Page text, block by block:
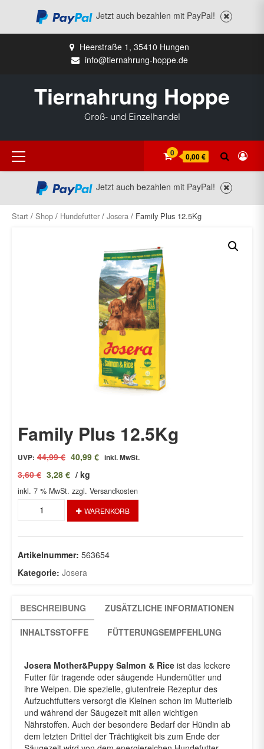
Jetzt auch bezahlen mit PayPal!
Heerstraße 1, 35410 Hungen
info@tiernahrung-hoppe.de
Tiernahrung Hoppe
Groß- und Einzelhandel
Primäres
Menü
0 0,00 €
Jetzt auch bezahlen mit PayPal!
Start / Shop / Hundefutter / Josera / Family Plus 12.5Kg
Family Plus 12.5Kg
UVP: 44,99€ Ursprünglicher
war:
44,99 €
40,99 € Aktueller
40,99 €.
inkl. MwSt.
3,60€ 3,28 € / kg
inkl. 7 % MwSt. zzgl. Versandkosten
Menge
WARENKORB
Artikelnummer: 563654
Kategorie: Josera
BESCHREIBUNG ZUSÄTZLICHE INFORMATIONEN
INHALTSSTOFFE FÜTTERUNGSEMPFEHLUNG
Josera Mother&Puppy Salmon & Rice ist das leckere
Futter für tragende oder säugende Hundemütter und
ihre Welpen. Die spezielle, glutenfreie Rezeptur des
Aufzuchtfutters versorgt die Kleinen schon im Mutterleib
und während der Säugezeit mit allen wichtigen
Nährstoffen. Auch der besondere Bedarf der Hündin ab
dem letzten Drittel der Trächtigkeit bis zum Ende der